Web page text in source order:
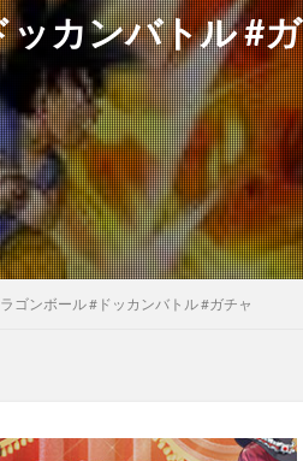
カンバトル #ガ
ンボール #ドッカンバトル #ガチャ